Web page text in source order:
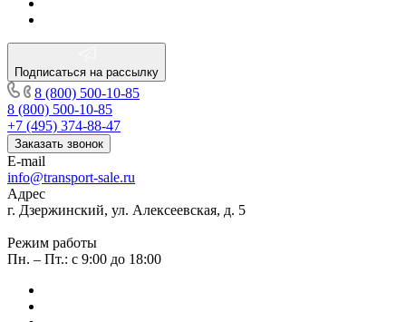
Подписаться на рассылку
8 (800) 500-10-85
8 (800) 500-10-85
+7 (495) 374-88-47
Заказать звонок
E-mail
info@transport-sale.ru
Адрес
г. Дзержинский, ул. Алексеевская, д. 5
Режим работы
Пн. – Пт.: с 9:00 до 18:00